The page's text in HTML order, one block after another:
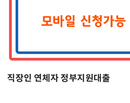
직장인 연체자 정부지원대출